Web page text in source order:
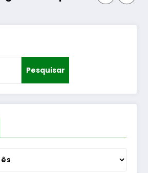
Pesquisar